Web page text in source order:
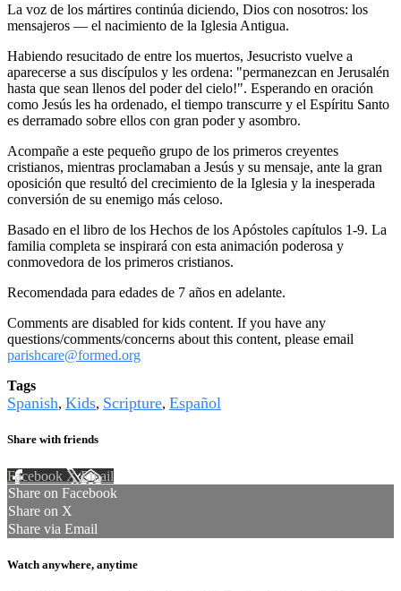
La voz de los mártires continúa diciendo, Dios con nosotros: los
mensajeros — el nacimiento de la Iglesia Antigua.
Habiendo resucitado de entre los muertos, Jesucristo vuelve a
aparecerse a sus discípulos y les ordena: "permanezcan en Jerusalén
hasta que sean llenos del poder del cielo!". Esperando en oración
como Jesús les ha ordenado, el tiempo transcurre y el Espíritu Santo
es derramado sobre ellos con gran poder y asombro.
Acompañe a este pequeño grupo de los primeros creyentes
cristianos, mientras proclamaban a Jesús y su mensaje, ante la gran
oposición que resultó del crecimiento de la Iglesia y la inesperada
conversión de su enemigo más celoso.
Basado en el libro de los Hechos de los Apóstoles capítulos 1-9. La
familia completa se inspirará con esta animación poderosa y
conmovedora de los primeros cristianos.
Recomendada para edades de 7 años en adelante.
Comments are disabled for kids content. If you have any
questions/comments/concerns about this content, please email
parishcare@formed.org
Tags
Spanish, Kids, Scripture, Español
Share with friends
Facebook XEmail
Share on Facebook
Share on X
Share via Email
Watch anywhere, anytime